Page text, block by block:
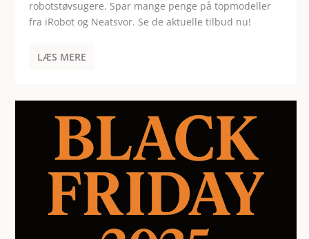
robotstøvsugere. Spar mange penge på topmodeller
fra iRobot og Neatsvor. Se de aktuelle tilbud nu!
LÆS MERE